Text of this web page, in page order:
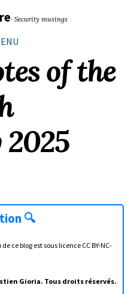
· Security musings
of the
🔍
ce blog est sous licence CC BY-NC-
Gioria. Tous droits réservés.